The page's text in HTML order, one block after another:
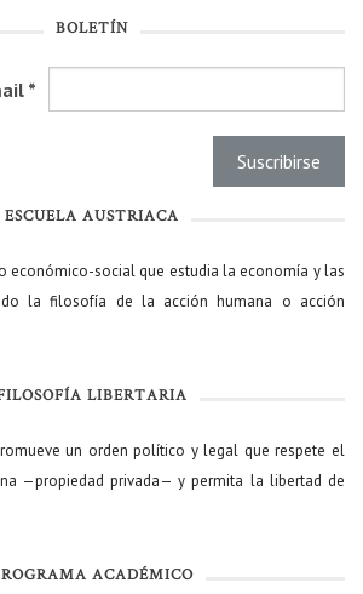
BOLETÍN
*
ESCUELA AUSTRIACA
económico-social que estudia la economía y las
la filosofía de la acción humana o acción
LIBERTARIA
un orden político y legal que respete el
—propiedad privada— y permita la libertad de
ACADÉMICO